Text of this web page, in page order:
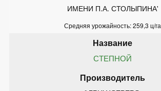
ИМЕНИ П.А. СТОЛЫПИНА'
Средняя урожайность: 259,3 ц/га
СТЕПНОЙ